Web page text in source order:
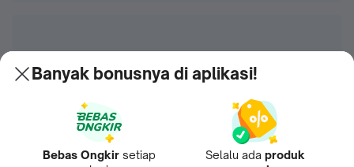
Banyak bonusnya di aplikasi!
Bebas Ongkir setiap
Selalu ada produk